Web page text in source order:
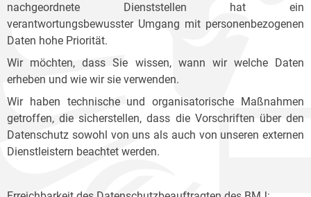
nachgeordnete Dienststellen hat ein
verantwortungsbewusster Umgang mit personenbezogenen
Daten hohe Priorität.
Wir möchten, dass Sie wissen, wann wir welche Daten
erheben und wie wir sie verwenden.
Wir haben technische und organisatorische Maßnahmen
getroffen, die sicherstellen, dass die Vorschriften über den
Datenschutz sowohl von uns als auch von unseren externen
Dienstleistern beachtet werden.